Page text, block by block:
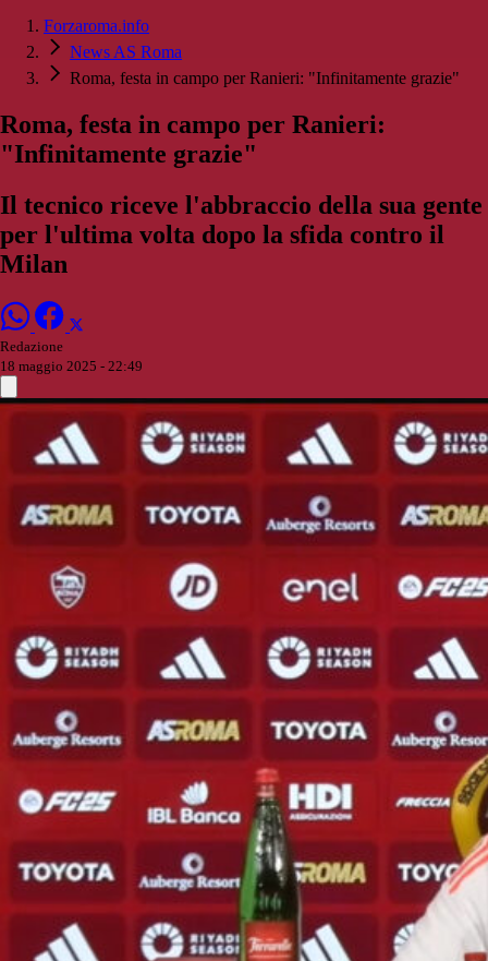
Forzaroma.info
News AS Roma
Roma, festa in campo per Ranieri: "Infinitamente grazie"
Roma, festa in campo per Ranieri:
"Infinitamente grazie"
Il tecnico riceve l'abbraccio della sua gente
per l'ultima volta dopo la sfida contro il
Milan
Redazione
18 maggio 2025 - 22:49